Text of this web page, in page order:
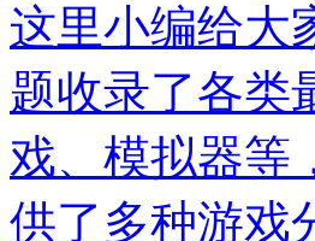
这里小编给大
题收录了各类
戏、模拟器等
供了多种游戏